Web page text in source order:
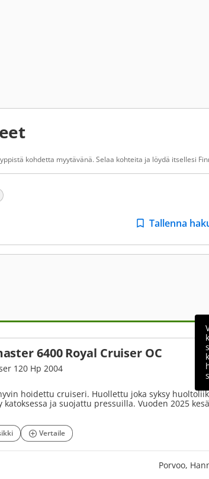
kohdetta myytävänä. Selaa kohteita ja löydä itsellesi
Tallenna
6400 Royal Cruiser OC
120 Hp 2004
hoidettu cruiseri. Huollettu joka syksy
katoksessa ja suojattu pressuilla. Vuoden 2025
Vertaile
Porvoo,